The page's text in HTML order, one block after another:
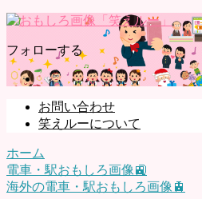
フォローする
お問い合わせ
笑えルーについて
ホーム
電車・駅おもしろ画像🚉
海外の電車・駅おもしろ画像🚊